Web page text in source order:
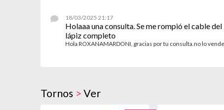
18/03/2025 21:17
Holaaa una consulta. Se me rompió el cable
lápiz completo
Hola ROXANAMARDONI, gracias por tu consulta.no lo
Tornos >Ver